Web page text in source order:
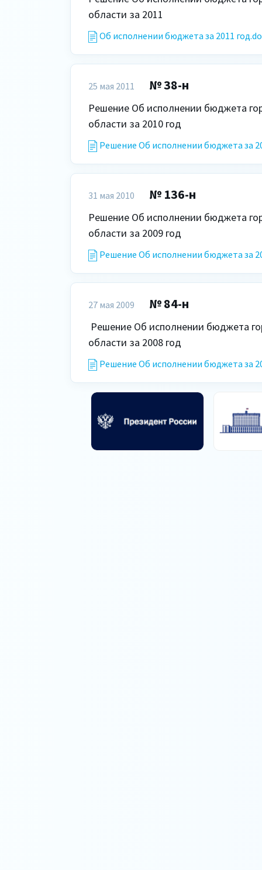
области за 2011
Об исполнении бюджета за 2011
25 мая 2011 № 38-н
Решение Об исполнении бюджета
области за 2010 год
Решение Об исполнении бюджета за
31 мая 2010 № 136-н
Решение Об исполнении бюджета
области за 2009 год
Решение Об исполнении бюджета за
27 мая 2009 № 84-н
области за 2008 год
Решение Об исполнении бюджета за